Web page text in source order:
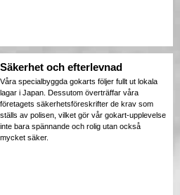
Säkerhet och efterlevnad
Våra specialbyggda gokarts följer fullt ut lokala
lagar i Japan. Dessutom överträffar våra
företagets säkerhetsföreskrifter de krav som
ställs av polisen, vilket gör vår gokart-upplevelse
inte bara spännande och rolig utan också
mycket säker.